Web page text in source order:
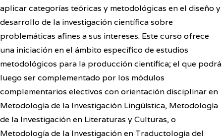
aplicar categorías teóricas y metodológicas en el diseño y
desarrollo de la investigación científica sobre
problemáticas afines a sus intereses. Este curso ofrece
una iniciación en el ámbito específico de estudios
metodológicos para la producción científica; el que podrá
luego ser complementado por los módulos
complementarios electivos con orientación disciplinar en
Metodología de la Investigación Lingüística, Metodología
de la Investigación en Literaturas y Culturas, o
Metodología de la Investigación en Traductología del